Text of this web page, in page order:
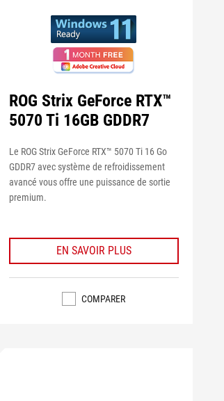
ROG Strix GeForce RTX™
5070 Ti 16GB GDDR7
Le ROG Strix GeForce RTX™ 5070 Ti 16 Go
GDDR7 avec système de refroidissement
avancé vous offre une puissance de sortie
premium.
EN SAVOIR PLUS
COMPARER